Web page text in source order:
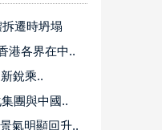
遷時坍塌
港各界在中..
銳乘..
團與中國..
氣明顯回升..